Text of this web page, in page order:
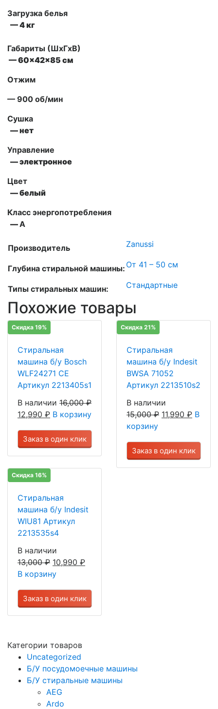
Загрузка белья
— 4 кг
Габариты (ШxГxВ)
— 60x42x85 см
Отжим
— 900 об/мин
Сушка
— нет
Управление
— электронное
Цвет
— белый
Класс энергопотребления
—А
Производитель Zanussi
Глубина стиральной машины: От 41 – 50 см
Типы стиральных машин: Стандартные
Похожие товары
Скидка 19%
Стиральная
машина б/у Bosch
WLF24271 CE
Артикул 2213405s1
В наличии 16,000₽
12,990 ₽ В корзину
Заказ в один клик
Скидка 21%
Стиральная
машина б/у Indesit
BWSA 71052
Артикул 2213510s2
В наличии
15,000₽ 11,990 ₽ В
корзину
Заказ в один клик
Скидка 16%
Стиральная
машина б/у Indesit
WIU81 Артикул
2213535s4
В наличии
13,000₽ 10,990 ₽
В корзину
Заказ в один клик
Категории товаров
Uncategorized
Б/У посудомоечные машины
Б/У стиральные машины
AEG
Ardo